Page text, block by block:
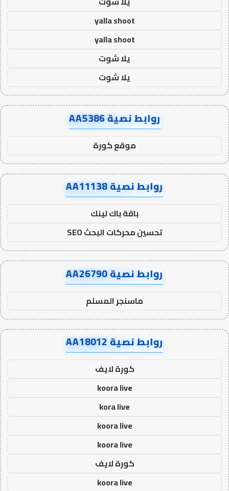
yalla shoot
yalla shoot
يلا شوت
يلا شوت
روابط نصية AA5386
موقع كورة
روابط نصية AA11138
باقة باك لينك
تحسين محركات البحث SEO
روابط نصية AA26790
ماسنجر المسلم
روابط نصية AA18012
كورة لايف
koora live
kora live
koora live
koora live
كورة لايف
koora live